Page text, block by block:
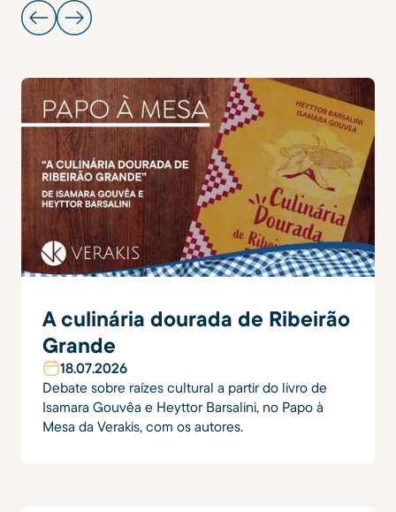
A culinária dourada de Ribeirão
Grande
18.07.2026
Debate sobre raízes cultural a partir do livro de
Isamara Gouvêa e Heyttor Barsalini, no Papo à
Mesa da Verakis, com os autores.